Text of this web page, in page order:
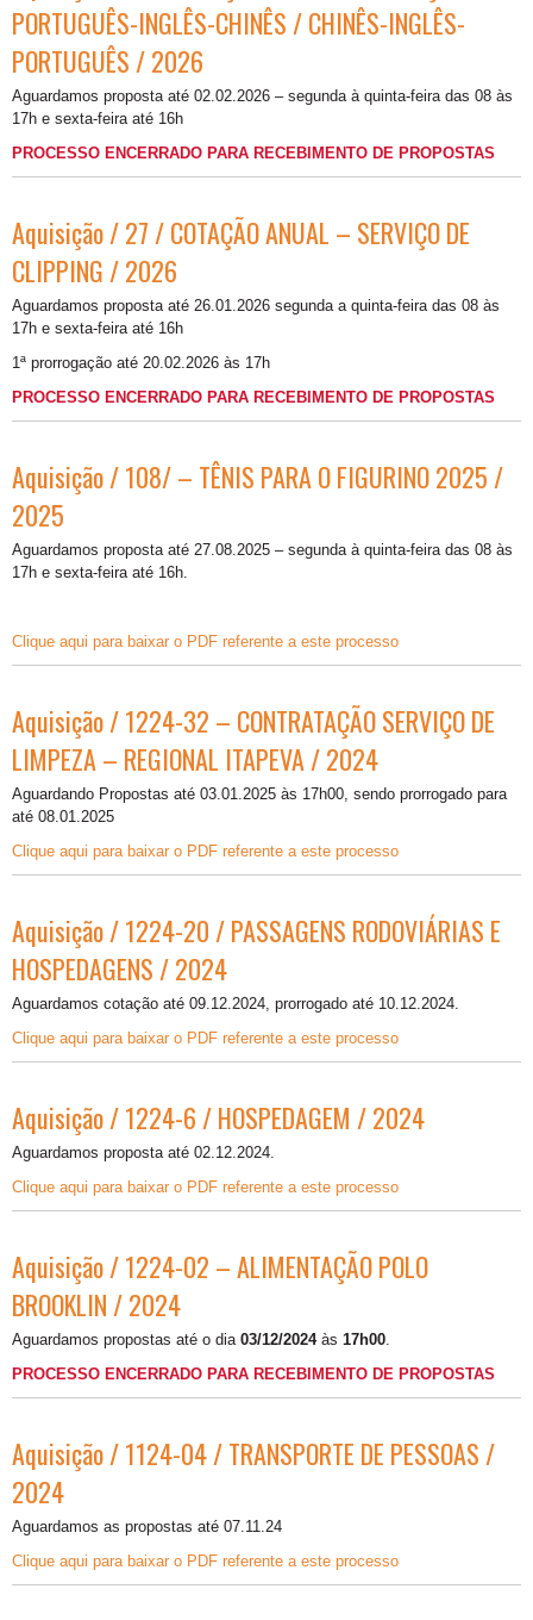
PORTUGUÊS-INGLÊS-CHINÊS / CHINÊS-INGLÊS-
PORTUGUÊS / 2026
Aguardamos proposta até 02.02.2026 – segunda à quinta-feira das 08 às
17h e sexta-feira até 16h
PROCESSO ENCERRADO PARA RECEBIMENTO DE PROPOSTAS
Aquisição / 27 / COTAÇÃO ANUAL – SERVIÇO DE
CLIPPING / 2026
Aguardamos proposta até 26.01.2026 segunda a quinta-feira das 08 às
17h e sexta-feira até 16h
1ª prorrogação até 20.02.2026 às 17h
PROCESSO ENCERRADO PARA RECEBIMENTO DE PROPOSTAS
Aquisição / 108/ – TÊNIS PARA O FIGURINO 2025 /
2025
Aguardamos proposta até 27.08.2025 – segunda à quinta-feira das 08 às
17h e sexta-feira até 16h.
Clique aqui para baixar o PDF referente a este processo
Aquisição / 1224-32 – CONTRATAÇÃO SERVIÇO DE
LIMPEZA – REGIONAL ITAPEVA / 2024
Aguardando Propostas até 03.01.2025 às 17h00, sendo prorrogado para
até 08.01.2025
Clique aqui para baixar o PDF referente a este processo
Aquisição / 1224-20 / PASSAGENS RODOVIÁRIAS E
HOSPEDAGENS / 2024
Aguardamos cotação até 09.12.2024, prorrogado até 10.12.2024.
Clique aqui para baixar o PDF referente a este processo
Aquisição / 1224-6 / HOSPEDAGEM / 2024
Aguardamos proposta até 02.12.2024.
Clique aqui para baixar o PDF referente a este processo
Aquisição / 1224-02 – ALIMENTAÇÃO POLO
BROOKLIN / 2024
Aguardamos propostas até o dia 03/12/2024às 17h00.
PROCESSO ENCERRADO PARA RECEBIMENTO DE PROPOSTAS
Aquisição / 1124-04 / TRANSPORTE DE PESSOAS /
2024
Aguardamos as propostas até 07.11.24
Clique aqui para baixar o PDF referente a este processo